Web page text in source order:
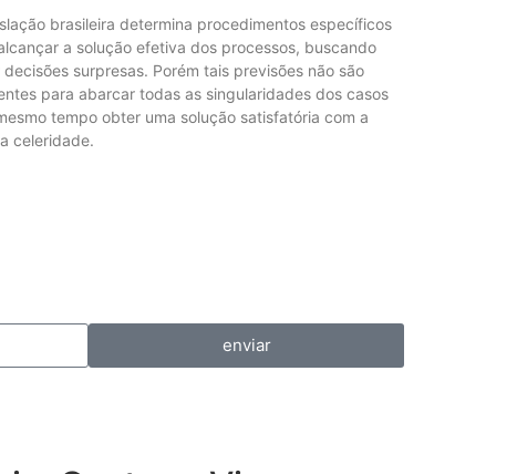
brasileira determina procedimentos específicos
a solução efetiva dos processos, buscando
surpresas. Porém tais previsões não são
para abarcar todas as singularidades dos casos
tempo obter uma solução satisfatória com a
celeridade.
enviar